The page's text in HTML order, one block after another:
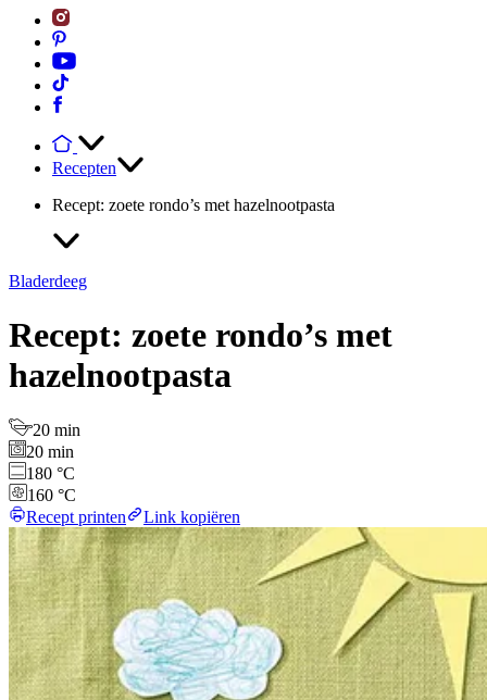
Recepten
Recept: zoete rondo’s met hazelnootpasta
Bladerdeeg
Recept: zoete rondo’s met
hazelnootpasta
20 min
20 min
180 °C
160 °C
Recept printen
Link kopiëren